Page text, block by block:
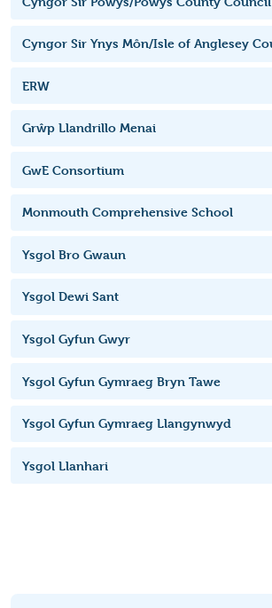
Cyngor Sir Ynys Môn/Isle of Anglesey
ERW
Grŵp Llandrillo Menai
GwE Consortium
Monmouth Comprehensive School
Ysgol Bro Gwaun
Ysgol Dewi Sant
Ysgol Gyfun Gwyr
Ysgol Gyfun Gymraeg Bryn Tawe
Ysgol Gyfun Gymraeg Llangynwyd
Ysgol Llanhari